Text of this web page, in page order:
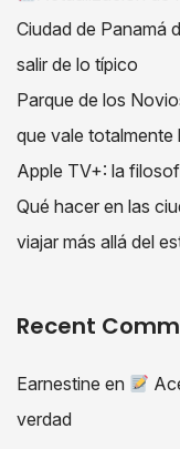
Ciudad de Panamá
salir de lo típico
Parque de los
que vale totalmente
Apple TV+: la
Qué hacer en las
viajar más allá del
Recent
Earnestine en
verdad